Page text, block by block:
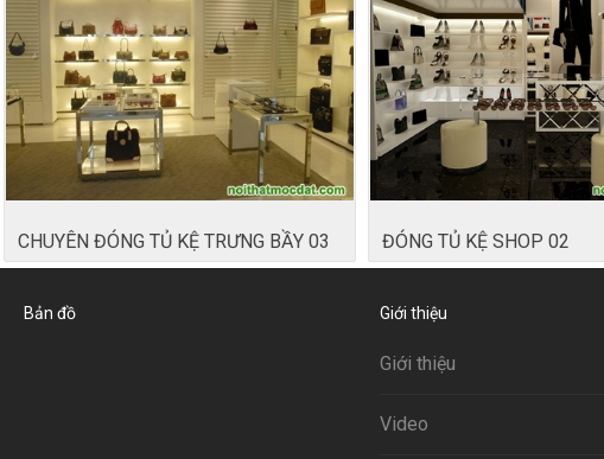
CHUYÊN ĐÓNG TỦ KỆ TRƯNG BẦY 03 ĐÓNG TỦ KỆ SHOP 02
Bản đồ Giới thiệu
Giới thiệu
Video